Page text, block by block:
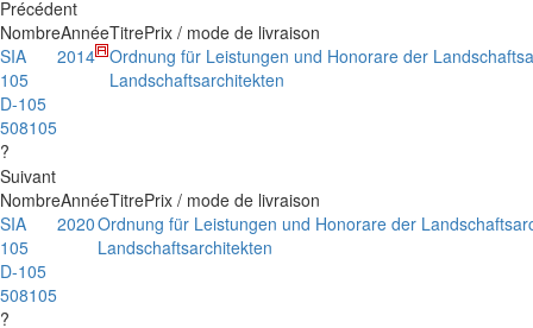
Précédent
NombreAnnéeTitrePrix / mode de livraison
SIA
105
D-105
508105
?
2014 Ordnung für Leistungen und Honorare der
Landschaftsarchitekten
Suivant
NombreAnnéeTitrePrix / mode de livraison
SIA
105
D-105
508105
?
2020Ordnung für Leistungen und Honorare der
Landschaftsarchitekten